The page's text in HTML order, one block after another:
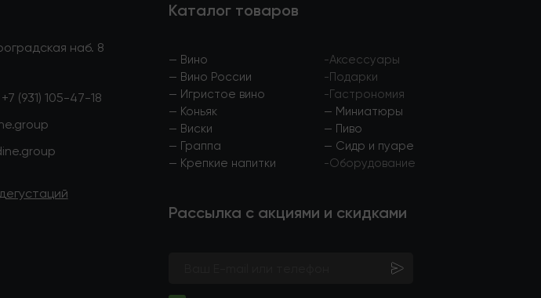
наб. 8
+7 (931) 105-47-18
Каталог товаров
— Вино
— Вино России
— Игристое вино
— Коньяк
— Виски
— Граппа
— Крепкие напитки
-Аксессуары
-Подарки
-Гастрономия
— Миниатюры
— Пиво
— Сидр и пуаре
-Оборудование
Рассылка с акциями и скидками